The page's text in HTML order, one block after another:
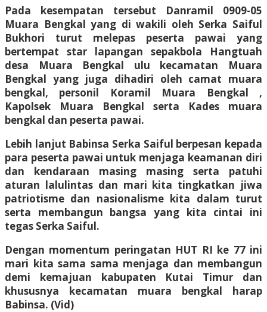
Pada kesempatan tersebut Danramil 0909-05
Muara Bengkal yang di wakili oleh Serka Saiful
Bukhori turut melepas peserta pawai yang
bertempat star lapangan sepakbola Hangtuah
desa Muara Bengkal ulu kecamatan Muara
Bengkal yang juga dihadiri oleh camat muara
bengkal, personil Koramil Muara Bengkal ,
Kapolsek Muara Bengkal serta Kades muara
bengkal dan peserta pawai.
Lebih lanjut Babinsa Serka Saiful berpesan kepada
para peserta pawai untuk menjaga keamanan diri
dan kendaraan masing masing serta patuhi
aturan lalulintas dan mari kita tingkatkan jiwa
patriotisme dan nasionalisme kita dalam turut
serta membangun bangsa yang kita cintai ini
tegas Serka Saiful.
Dengan momentum peringatan HUT RI ke 77 ini
mari kita sama sama menjaga dan membangun
demi kemajuan kabupaten Kutai Timur dan
khususnya kecamatan muara bengkal harap
Babinsa. (Vid)